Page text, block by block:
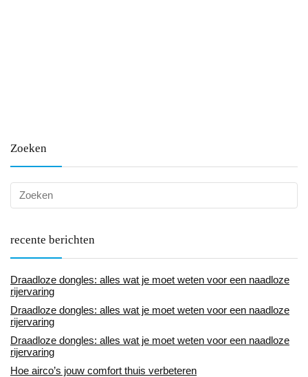
Zoeken
recente berichten
Draadloze dongles: alles wat je moet weten voor een naadloze
rijervaring
Draadloze dongles: alles wat je moet weten voor een naadloze
rijervaring
Draadloze dongles: alles wat je moet weten voor een naadloze
rijervaring
Hoe airco’s jouw comfort thuis verbeteren